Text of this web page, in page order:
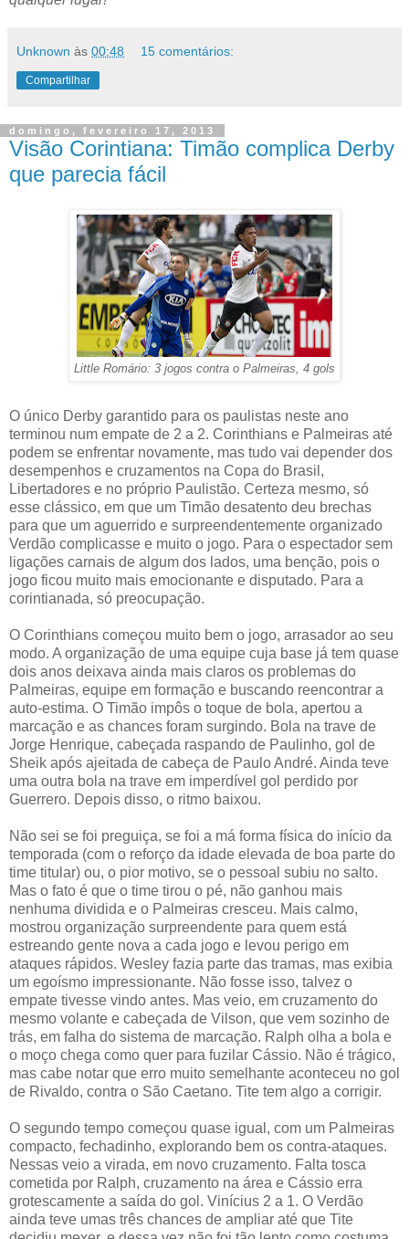
Unknown às 00:48 15 comentários:
Compartilhar
domingo, fevereiro 17, 2013
Visão Corintiana: Timão complica Derby
que parecia fácil
Little Romário: 3 jogos contra o Palmeiras, 4 gols
O único Derby garantido para os paulistas neste ano
terminou num empate de 2 a 2. Corinthians e Palmeiras até
podem se enfrentar novamente, mas tudo vai depender dos
desempenhos e cruzamentos na Copa do Brasil,
Libertadores e no próprio Paulistão. Certeza mesmo, só
esse clássico, em que um Timão desatento deu brechas
para que um aguerrido e surpreendentemente organizado
Verdão complicasse e muito o jogo. Para o espectador sem
ligações carnais de algum dos lados, uma benção, pois o
jogo ficou muito mais emocionante e disputado. Para a
corintianada, só preocupação.
O Corinthians começou muito bem o jogo, arrasador ao seu
modo. A organização de uma equipe cuja base já tem quase
dois anos deixava ainda mais claros os problemas do
Palmeiras, equipe em formação e buscando reencontrar a
auto-estima. O Timão impôs o toque de bola, apertou a
marcação e as chances foram surgindo. Bola na trave de
Jorge Henrique, cabeçada raspando de Paulinho, gol de
Sheik após ajeitada de cabeça de Paulo André. Ainda teve
uma outra bola na trave em imperdível gol perdido por
Guerrero. Depois disso, o ritmo baixou.
Não sei se foi preguiça, se foi a má forma física do início da
temporada (com o reforço da idade elevada de boa parte do
time titular) ou, o pior motivo, se o pessoal subiu no salto.
Mas o fato é que o time tirou o pé, não ganhou mais
nenhuma dividida e o Palmeiras cresceu. Mais calmo,
mostrou organização surpreendente para quem está
estreando gente nova a cada jogo e levou perigo em
ataques rápidos. Wesley fazia parte das tramas, mas exibia
um egoísmo impressionante. Não fosse isso, talvez o
empate tivesse vindo antes. Mas veio, em cruzamento do
mesmo volante e cabeçada de Vilson, que vem sozinho de
trás, em falha do sistema de marcação. Ralph olha a bola e
o moço chega como quer para fuzilar Cássio. Não é trágico,
mas cabe notar que erro muito semelhante aconteceu no gol
de Rivaldo, contra o São Caetano. Tite tem algo a corrigir.
O segundo tempo começou quase igual, com um Palmeiras
compacto, fechadinho, explorando bem os contra-ataques.
Nessas veio a virada, em novo cruzamento. Falta tosca
cometida por Ralph, cruzamento na área e Cássio erra
grotescamente a saída do gol. Vinícius 2 a 1. O Verdão
ainda teve umas três chances de ampliar até que Tite